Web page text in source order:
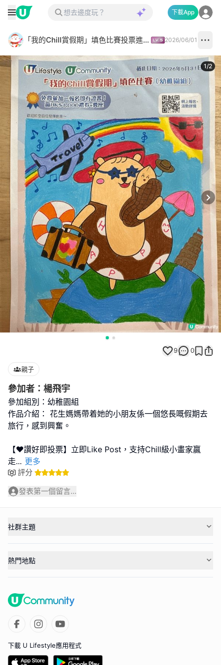
下載App
「我的Chill賞假期」填色比賽投票進行中✅ 2026/06/01
1/2
9 0
親子
參加者：楊飛宇
參加組別：幼稚園組
作品介紹： 花生媽媽帶着她的小朋友係一個悠長嘅假期去
旅行，感到興奮。
【❤️讚好即投票】立即Like Post，支持Chill級小畫家贏
走... 更多
評分
發表第一個留言...
社群主題
熱門地點
下載 U Lifestyle應用程式